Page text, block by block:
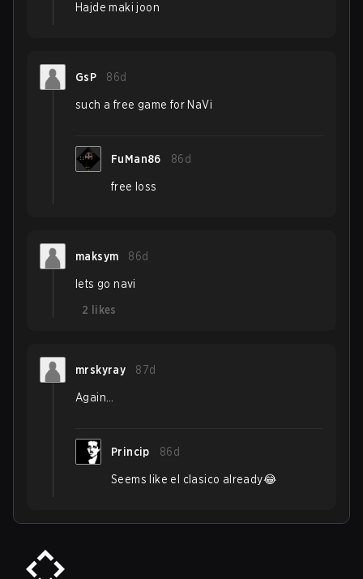
Hajde maki joon
GsP 86d
such a free game for NaVi
FuMan86 86d
free loss
maksym 86d
lets go navi
2
likes
mrskyray 87d
Again…
Princip 86d
Seems like el clasico already😂